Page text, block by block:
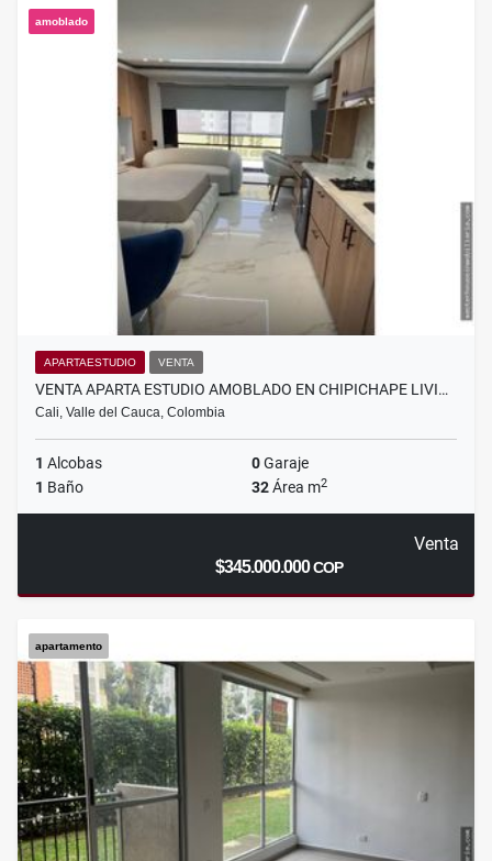
amoblado
APARTAESTUDIO VENTA
VENTA APARTA ESTUDIO AMOBLADO EN CHIPICHAPE LIVI…
Cali, Valle del Cauca, Colombia
1 Alcobas 0Garaje
1 Baño 32Área m2
Venta
$345.000.000COP
apartamento